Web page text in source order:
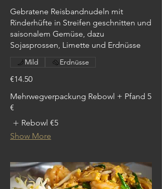
Gebratene Reisbandnudeln mit
Rinderhüfte in Streifen geschnitten und
saisonalem Gemüse, dazu
Sojasprossen, Limette und Erdnüsse
€14.50
Mild Erdnüsse
Mehrwegverpackung Rebowl + Pfand 5
€
Rebowl €5
Show More